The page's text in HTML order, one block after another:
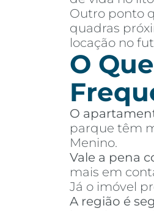
Outro ponto
quadras
locação no
O
O
parque têm
Menino.
Vale a pena
mais em
Já o imóvel
A região é